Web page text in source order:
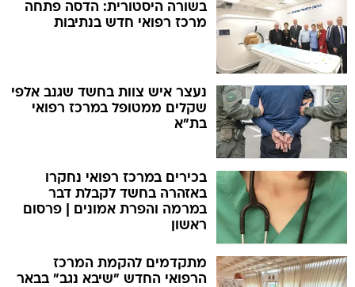
בשורה היסטורית: הדסה פתחה
מרכז רפואי חדש בנתיבות
נעצר איש צוות בחשד שגנב אלפי
שקלים ממטופל במרכז רפואי
בת"א
בכירים במרכז רפואי נחקרו
באזהרה בחשד לקבלת דבר
במרמה והפרת אמונים | פרסום
ראשון
מתקדמים להקמת המרכז
הרפואי החדש "שיבא נגב" בבאר